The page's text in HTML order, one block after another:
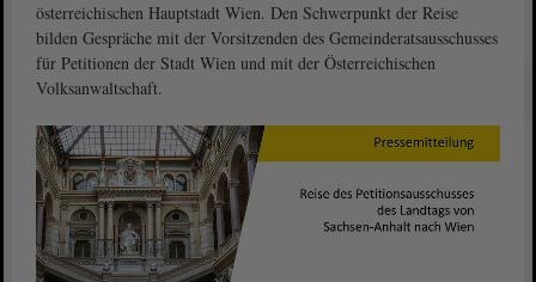
österreichischen Hauptstadt Wien. Den Schwerpunkt der Reise
bilden Gespräche mit der Vorsitzenden des Gemeinderatsausschusses
für Petitionen der Stadt Wien und mit der Österreichischen
Volksanwaltschaft.